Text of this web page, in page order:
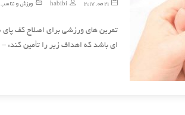
21 مه, 2017 habibi ورزش و تناسب
تمرین های ورزشی برای اصلاح کف پای
ای باشد که اهداف زیر را تأمین